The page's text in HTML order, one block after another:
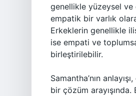
genellikle yüzeysel ve
empatik bir varlık
Erkeklerin genellikle
ise empati ve
birleştirilebilir.
Samantha’nın
bir çözüm